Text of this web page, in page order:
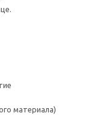
материала)